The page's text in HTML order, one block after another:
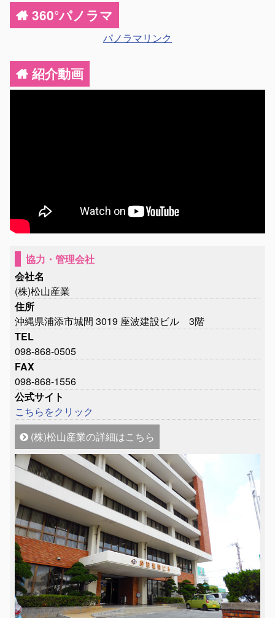
360°パノラマ
パノラマリンク
紹介動画
協力・管理会社
会社名
(株)松山産業
住所
沖縄県浦添市城間 3019 座波建設ビル 3階
TEL
098-868-0505
FAX
098-868-1556
公式サイト
こちらをクリック
(株)松山産業の詳細はこちら